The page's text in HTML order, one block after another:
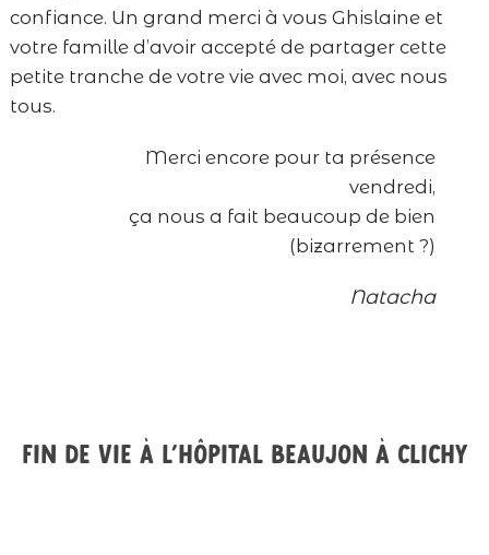
confiance. Un grand merci à vous Ghislaine et
votre famille d’avoir accepté de partager cette
petite tranche de votre vie avec moi, avec nous
tous.
Merci encore pour ta présence
vendredi,
ça nous a fait beaucoup de bien
(bizarrement ?)
Natacha
Fin de vie à l’hôpital Beaujon à Clichy